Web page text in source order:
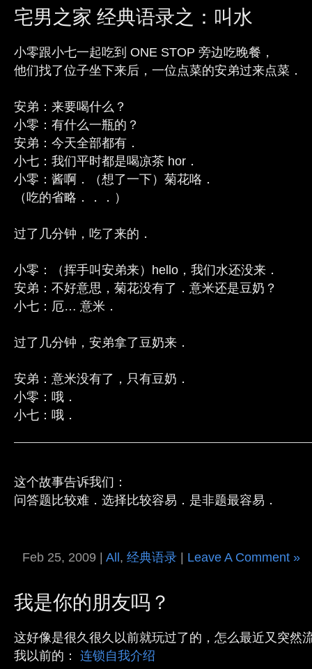
宅男之家 经典语录之：叫水
小零跟小七一起吃到 ONE STOP 旁边吃晚餐，
他们找了位子坐下来后，一位点菜的安弟过来点菜．
安弟：来要喝什么？
小零：有什么一瓶的？
安弟：今天全部都有．
小七：我们平时都是喝凉茶 hor．
小零：酱啊．（想了一下）菊花咯．
（吃的省略．．．）
过了几分钟，吃了来的．
小零：（挥手叫安弟来）hello，我们水还没来．
安弟：不好意思，菊花没有了．意米还是豆奶？
小七：厄… 意米．
过了几分钟，安弟拿了豆奶来．
安弟：意米没有了，只有豆奶．
小零：哦．
小七：哦．
这个故事告诉我们：
问答题比较难．选择比较容易．是非题最容易．
Feb 25, 2009 | All , 经典语录 Leave A Comment »
我是你的朋友吗？
这好像是很久很久以前就玩过了的，怎么最近又突然
我以前的： 连锁自我介绍